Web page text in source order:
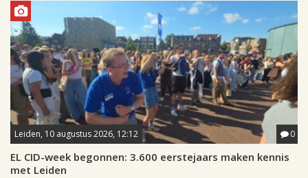
Leiden, 10 augustus 2026, 12:12 0
EL CID-week begonnen: 3.600 eerstejaars maken kennis
met Leiden